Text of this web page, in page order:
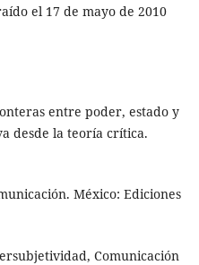
el 17 de mayo de 2010
entre poder, estado y
desde la teoría crítica.
México: Ediciones
Comunicación